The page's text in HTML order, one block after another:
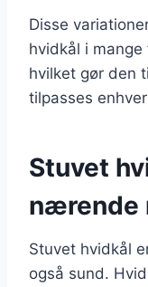
Disse
hvidkål i
hvilket gør den
tilpasses
Stuvet
nærende
Stuvet hvidkål
også sund.